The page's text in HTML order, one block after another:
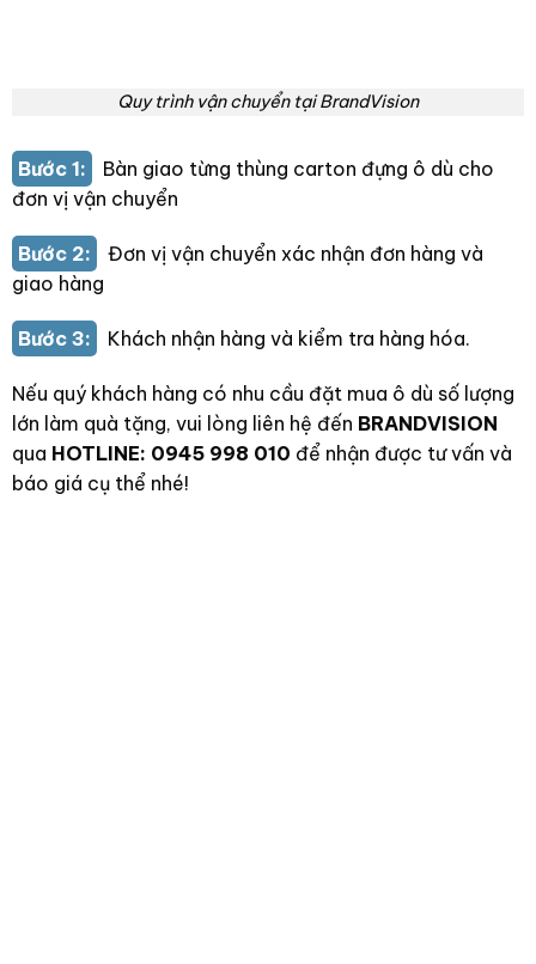
Quy trình vận chuyển tại BrandVision
Bước 1:
Bàn giao từng thùng carton đựng ô dù cho
đơn vị vận chuyển
Bước 2:
Đơn vị vận chuyển xác nhận đơn hàng và
giao hàng
Bước 3: Khách nhận hàng và kiểm tra hàng hóa.
Nếu quý khách hàng có nhu cầu đặt mua ô dù số lượng
lớn làm quà tặng, vui lòng liên hệ đến BRANDVISION
qua HOTLINE: 0945 998 010 để nhận được tư vấn và
báo giá cụ thể nhé!